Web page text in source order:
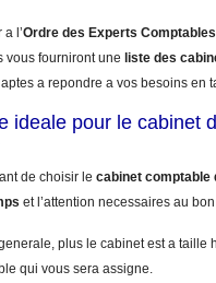
l’Ordre des Experts Comptables
vous fourniront une liste des
a repondre a vos besoins en
ideale pour le cabinet
de choisir le cabinet comptable
et l’attention necessaires au
plus le cabinet est a
qui vous sera assigne.